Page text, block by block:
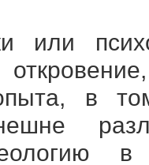
или
в